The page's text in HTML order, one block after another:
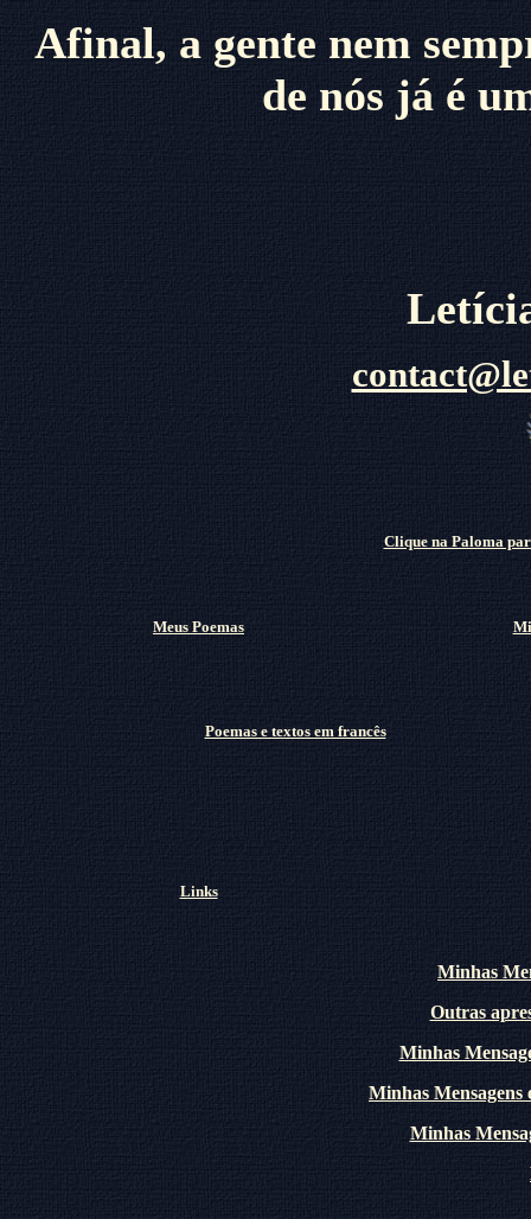
Afinal, a gente nem
de nós já é
Clique na Paloma
Meus Poemas
Poemas e textos em francês
Links
Minhas
Outras
Minhas
Minhas
Minhas